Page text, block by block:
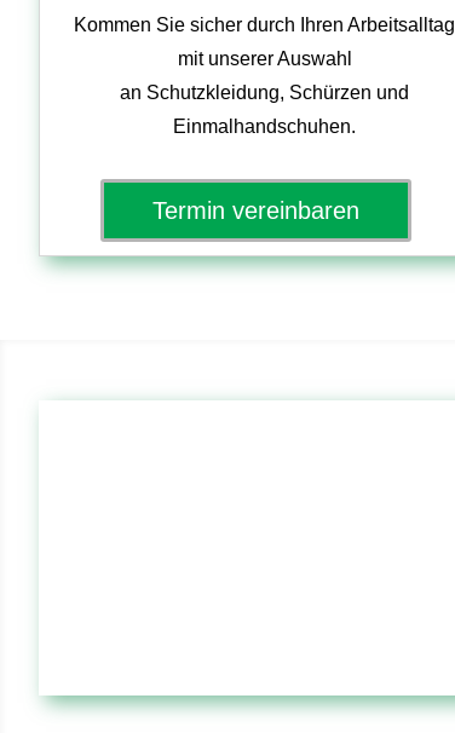
Kommen Sie sicher durch Ihren Arbeitsalltag
mit unserer Auswahl
an Schutzkleidung, Schürzen und
Einmalhandschuhen.
Termin vereinbaren